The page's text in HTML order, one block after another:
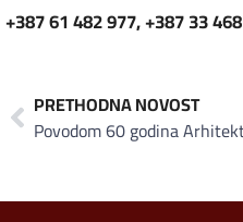
+387 61 482 977, +387 33
PRETHODNA NOVOST
Povodom 60 godina